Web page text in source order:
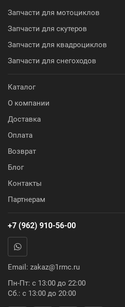
Запчасти для мотоциклов
Запчасти для скутеров
Запчасти для квадроциклов
Запчасти для снегоходов
Каталог
О компании
Доставка
Оплата
Возврат
Блог
Контакты
Партнерам
+7 (962) 910-56-00
Email: zakaz@1rmc.ru
Пн-Пт: с 13:00 до 22:00
Сб.: с 13:00 до 20:00